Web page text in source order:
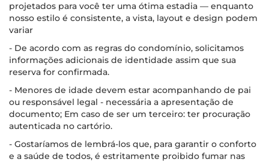
projetados para você ter uma ótima estadia — enquanto
nosso estilo é consistente, a vista, layout e design podem
variar
- De acordo com as regras do condomínio, solicitamos
informações adicionais de identidade assim que sua
reserva for confirmada.
- Menores de idade devem estar acompanhando de pai
ou responsável legal - necessária a apresentação de
documento; Em caso de ser um terceiro: ter procuração
autenticada no cartório.
- Gostaríamos de lembrá-los que, para garantir o conforto
e a saúde de todos, é estritamente proibido fumar nas